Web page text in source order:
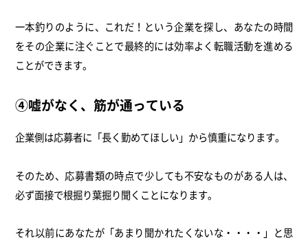
一本釣りのように、これだ！という企業を探し、あなたの時間
をその企業に注ぐことで最終的には効率よく転職活動を進める
ことができます。
④嘘がなく、筋が通っている
企業側は応募者に「長く勤めてほしい」から慎重になります。
そのため、応募書類の時点で少しても不安なものがある人は、
必ず面接で根掘り葉掘り聞くことになります。
それ以前にあなたが「あまり聞かれたくないな・・・・」と思